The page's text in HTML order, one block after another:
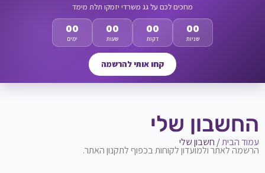
מחכים לכם על גג משרדי יזמקו תלת מימד
00
ימים
00
שעות
00
דקות
00
שניות
קחו אותי להרשמה
החשבון שלי
עמוד הבית/ חשבון שלי
הרשמה לאתר ולמועדון לקוחות בכפוף לתקנון האתר.